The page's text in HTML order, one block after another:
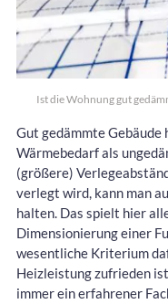
Ist die Wohnung gut
Gut gedämmte
Wärmebedarf als
(größere)
verlegt wird, kann man
halten. Das spielt hier
Dimensionierung einer
wesentliche Kriterium
Heizleistung zufrieden
immer ein erfahrener